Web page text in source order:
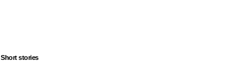
Short stories